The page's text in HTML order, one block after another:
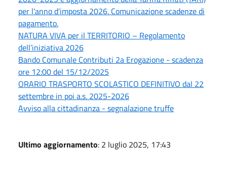
per l'anno d'imposta 2026. Comunicazione scadenze di
pagamento.
NATURA VIVA per il TERRITORIO – Regolamento
dell’iniziativa 2026
Bando Comunale Contributi 2a Erogazione - scadenza
ore 12:00 del 15/12/2025
ORARIO TRASPORTO SCOLASTICO DEFINITIVO dal 22
settembre in poi a.s. 2025-2026
Avviso alla cittadinanza - segnalazione truffe
Ultimo aggiornamento: 2 luglio 2025, 17:43